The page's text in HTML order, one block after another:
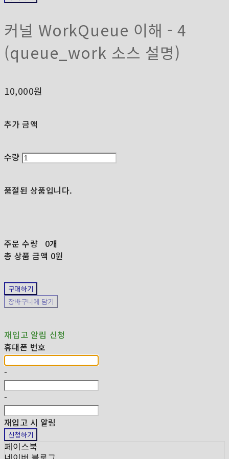
커널 WorkQueue 이해 - 4
(queue_work 소스 설명)
10,000원
추가 금액
수량
품절된 상품입니다.
주문 수량
0개
총 상품 금액 0원
구매하기
장바구니에 담기
재입고 알림 신청
휴대폰 번호
-
-
재입고 시 알림
신청하기
페이스북